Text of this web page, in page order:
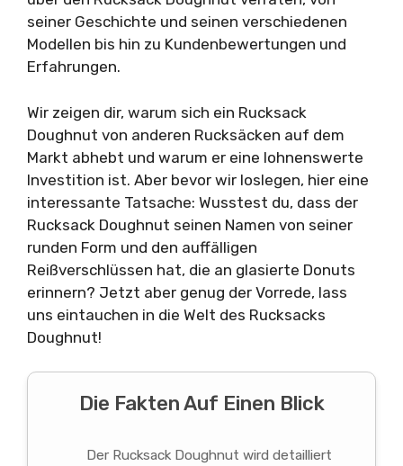
seiner Geschichte und seinen verschiedenen
Modellen bis hin zu Kundenbewertungen und
Erfahrungen.
Wir zeigen dir, warum sich ein Rucksack
Doughnut von anderen Rucksäcken auf dem
Markt abhebt und warum er eine lohnenswerte
Investition ist. Aber bevor wir loslegen, hier eine
interessante Tatsache: Wusstest du, dass der
Rucksack Doughnut seinen Namen von seiner
runden Form und den auffälligen
Reißverschlüssen hat, die an glasierte Donuts
erinnern? Jetzt aber genug der Vorrede, lass
uns eintauchen in die Welt des Rucksacks
Doughnut!
Die Fakten Auf Einen Blick
Der Rucksack Doughnut wird detailliert